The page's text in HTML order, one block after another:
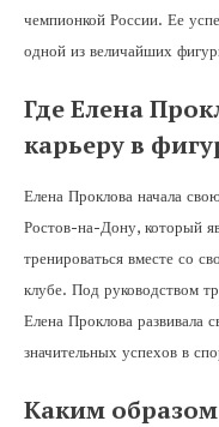
чемпионкой России. Ее
одной из величайших
Где Елена
карьеру в
Елена Проклова начала
Ростов-на-Дону, который
тренироваться вместе со
клубе. Под руководством
Елена Проклова развивала
значительных успехов в
Каким